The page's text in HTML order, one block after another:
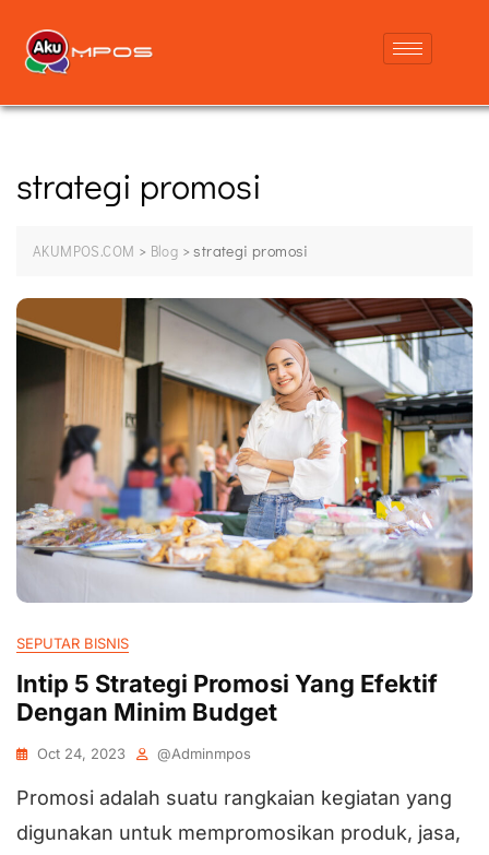
strategi promosi
AKUMPOS.COM > Blog >strategi promosi
SEPUTAR BISNIS
Intip 5 Strategi Promosi Yang Efektif
Dengan Minim Budget
Oct 24, 2023 @adminmpos
Promosi adalah suatu rangkaian kegiatan yang
digunakan untuk mempromosikan produk, jasa,